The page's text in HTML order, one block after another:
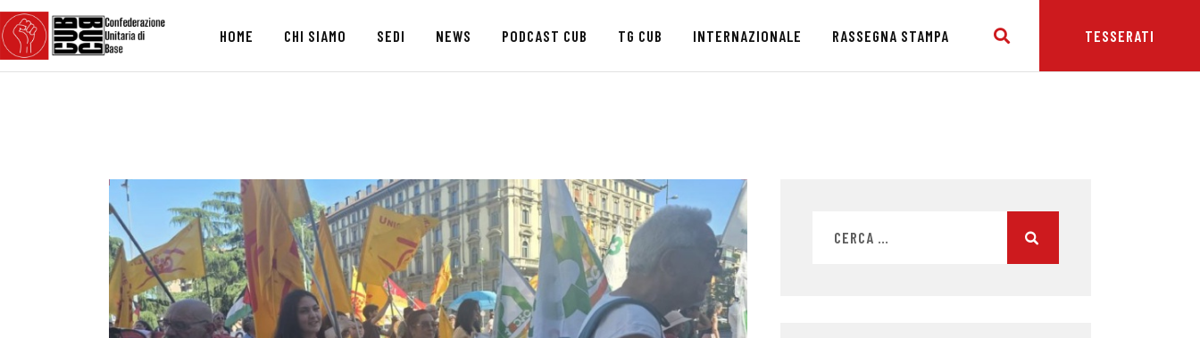
HOME CHI SIAMO SEDI NEWS PODCAST CUB TG CUB INTERNAZIONALE RASSEGNA STAMPA TESSERATI
HOME
CHI SIAMO
NEWS
PODCAST CUB
TG CUB
INTERNAZIONALE